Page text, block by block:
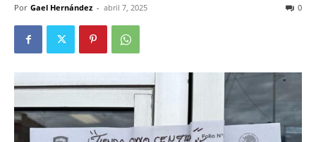
Por Gael Hernández - abril 7, 2025 0